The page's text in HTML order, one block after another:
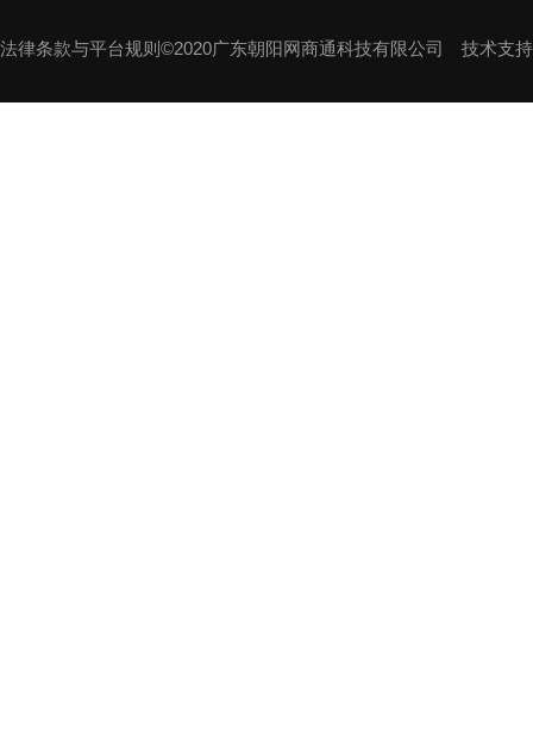
法律条款与平台规则©2020广东朝阳网商通科技有限公司 技术支